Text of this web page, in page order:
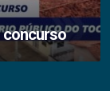
concurso